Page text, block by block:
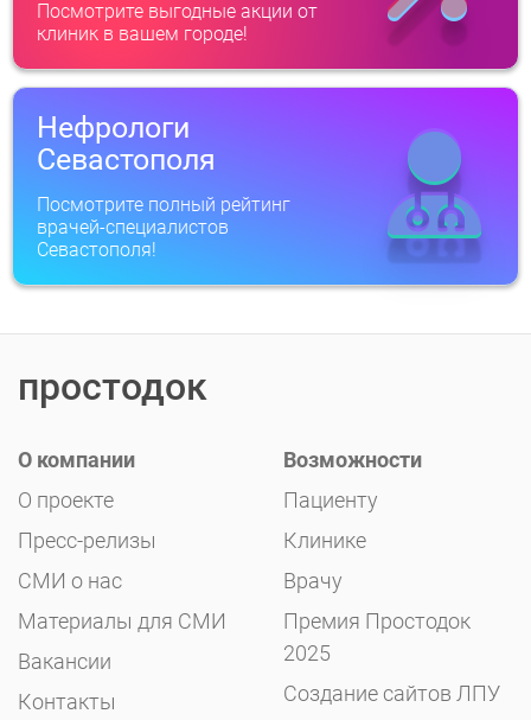
Посмотрите выгодные акции от
клиник в вашем городе!
Нефрологи
Севастополя
Посмотрите полный рейтинг
врачей-специалистов
Севастополя!
простодок
О компании
О проекте
Пресс-релизы
СМИ о нас
Материалы для СМИ
Вакансии
Контакты
Возможности
Пациенту
Клинике
Врачу
Премия Простодок
2025
Создание сайтов ЛПУ